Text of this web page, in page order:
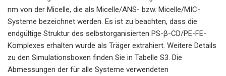
nm von der Micelle, die als Micelle/ANS- bzw. Micelle/MIC-
Systeme bezeichnet werden. Es ist zu beachten, dass die
endgültige Struktur des selbstorganisierten PS-β-CD/PE-FE-
Komplexes erhalten wurde als Träger extrahiert. Weitere Details
zu den Simulationsboxen finden Sie in Tabelle S3. Die
Abmessungen der für alle Systeme verwendeten